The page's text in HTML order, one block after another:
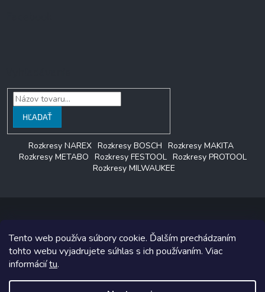
Tento web používa súbory cookie. Ďalším prechádzaním
tohto webu vyjadrujete súhlas s ich používaním. Viac
informáciítu.
HĽADAŤ
Rozkresy NAREX Rozkresy BOSCH Rozkresy MAKITA
Rozkresy METABO Rozkresy FESTOOL Rozkresy PROTOOL
Rozkresy MILWAUKEE
Copyright 2026LAGON SERVIS. Všetky práva vyhradené.
Grafický návrh vytvoril a na Shoptet implementoval
Shoptetak.cz.